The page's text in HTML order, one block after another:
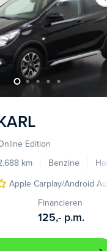
Edition
km Benzine
Apple Carplay/Android
Financieren
125,- p.m.